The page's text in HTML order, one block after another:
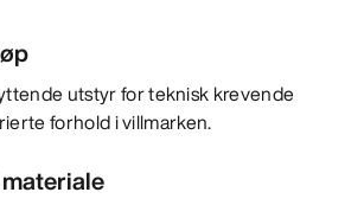
utstyr for teknisk krevende
forhold i villmarken.